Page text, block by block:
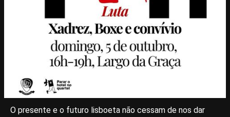
O presente e o futuro lisboeta não cessam de nos dar